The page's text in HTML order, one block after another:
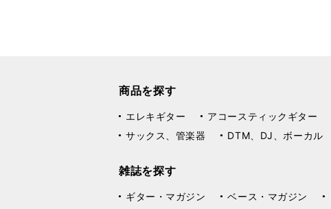
商品を探す
エレキギター アコースティックギター
サックス、管楽器
DTM、DJ、ボーカル
雑誌を探す
ギター・マガジン ベース・マガジン